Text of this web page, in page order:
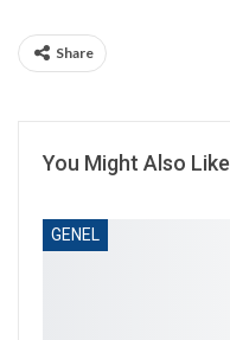
Share
You Might Also Like
GENEL